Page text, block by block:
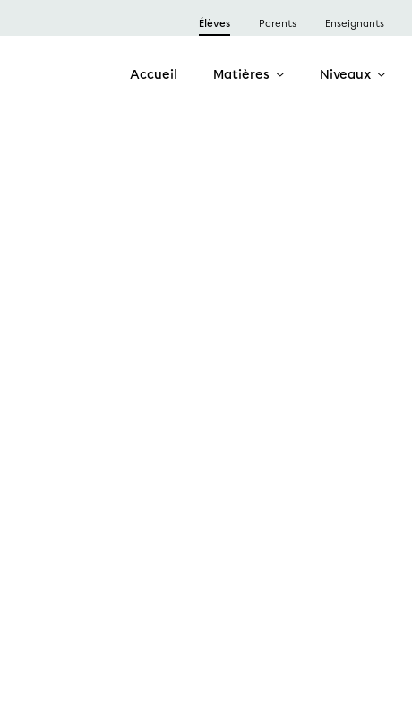
Élèves Parents Enseignants
Accueil Matières Niveaux